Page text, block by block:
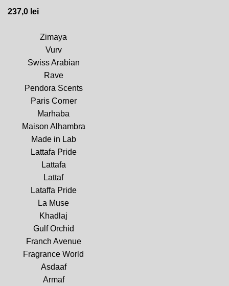
237,0 lei
Zimaya
Vurv
Swiss Arabian
Rave
Pendora Scents
Paris Corner
Marhaba
Maison Alhambra
Made in Lab
Lattafa Pride
Lattafa
Lattaf
Lataffa Pride
La Muse
Khadlaj
Gulf Orchid
Franch Avenue
Fragrance World
Asdaaf
Armaf